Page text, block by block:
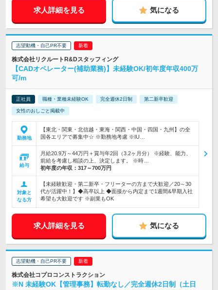
求人詳細を見る 気になる
志望動機・自己PR不要
株式会社リクルートR&Dスタッフィング
【CADオペレーター(補助業務)】未経験OK/初年度年収400万
可/m
正社員 職種・業種未経験OK 完全週休2日制 第二新卒歓迎
女性のおしごと掲載中
勤務地
【東北・関東・北信越・東海・関西・中国・四国・九州】の全
国各エリアで募集中☆ ※勤務地考慮 ※IU…
給与
月給20.9万～44万円＋賞与年2回（3.2ヶ月分） ※経験、能力、
前給を考慮し相談の上、決定します。 ※時…
初年度の年収： 317～700万円
対象と
なる方
【未経験歓迎・第二新卒・フリーターの方まで大歓迎／20～30
代が活躍中！】◆高卒以上 ◆面接から内定まで1週間&早期入社
希望も大歓迎です ※副業もOK
求人詳細を見る 気になる
志望動機・自己PR不要
株式会社コプロコンストラクション
※N 未経験OK【管理事務】転勤なし／完全週休2日制（土日